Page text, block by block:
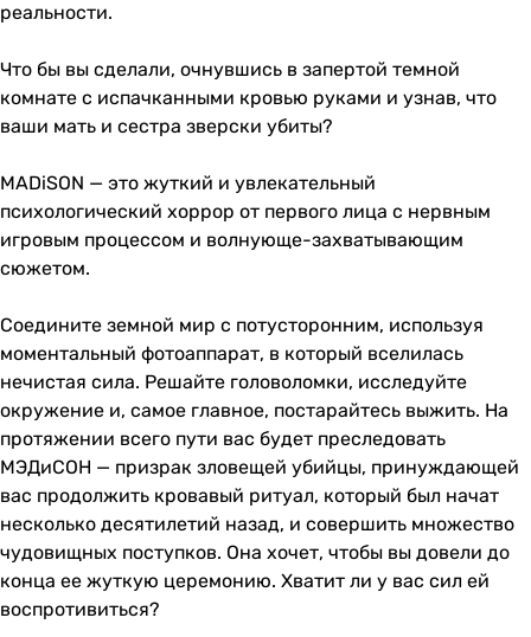
реальности.
Что бы вы сделали, очнувшись в запертой темной
комнате с испачканными кровью руками и узнав, что
ваши мать и сестра зверски убиты?
MADiSON — это жуткий и увлекательный
психологический хоррор от первого лица с нервным
игровым процессом и волнующе-захватывающим
сюжетом.
Соедините земной мир с потусторонним, используя
моментальный фотоаппарат, в который вселилась
нечистая сила. Решайте головоломки, исследуйте
окружение и, самое главное, постарайтесь выжить. На
протяжении всего пути вас будет преследовать
МЭДиСОН — призрак зловещей убийцы, принуждающей
вас продолжить кровавый ритуал, который был начат
несколько десятилетий назад, и совершить множество
чудовищных поступков. Она хочет, чтобы вы довели до
конца ее жуткую церемонию. Хватит ли у вас сил ей
воспротивиться?